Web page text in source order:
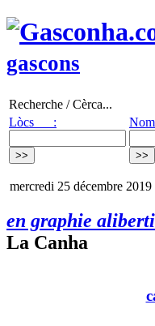
gascons
Recherche / Cèrca...
Lòcs :
mercredi 25 décembre 2019
en graphie
La Canha